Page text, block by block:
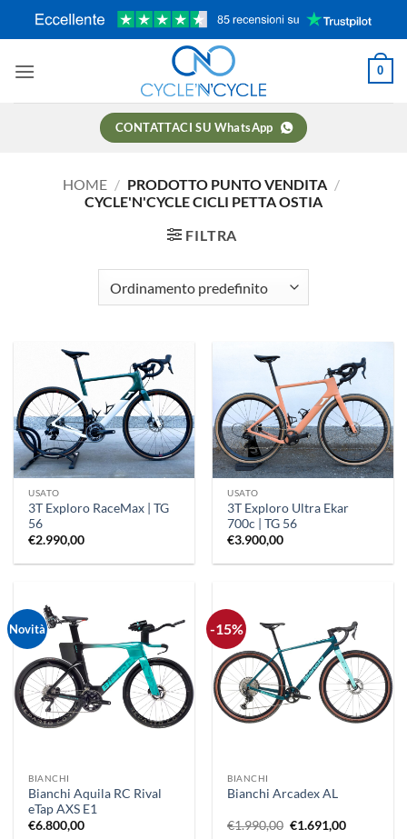
0
CONTATTACI SU WhatsApp
HOME / PRODOTTO PUNTO VENDITA /
CYCLE'N'CYCLE CICLI PETTA OSTIA
FILTRA
USATO
3T Exploro RaceMax | TG
56
€2.990,00
USATO
3T Exploro Ultra Ekar
700c | TG 56
€3.900,00
Novità
BIANCHI
Bianchi Aquila RC Rival
eTap AXS E1
€6.800,00
-15%
BIANCHI
Bianchi Arcadex AL
€1.990,00 Il
€1.691,00Il